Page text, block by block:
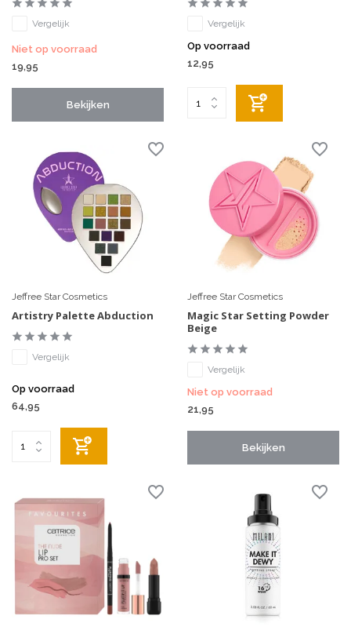
Vergelijk
Niet op voorraad
19,95
Bekijken
Vergelijk
Op voorraad
12,95
Jeffree Star Cosmetics
Artistry Palette Abduction
Vergelijk
Op voorraad
64,95
Jeffree Star Cosmetics
Magic Star Setting Powder
Beige
Vergelijk
Niet op voorraad
21,95
Bekijken